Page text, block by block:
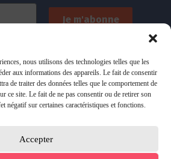
nous utilisons des technologies telles que les
aux informations des appareils. Le fait de consentir
de traiter des données telles que le comportement de
ce site. Le fait de ne pas consentir ou de retirer son
négatif sur certaines caractéristiques et fonctions.
Accepter
désinscrire à tout
politique de confidentialité